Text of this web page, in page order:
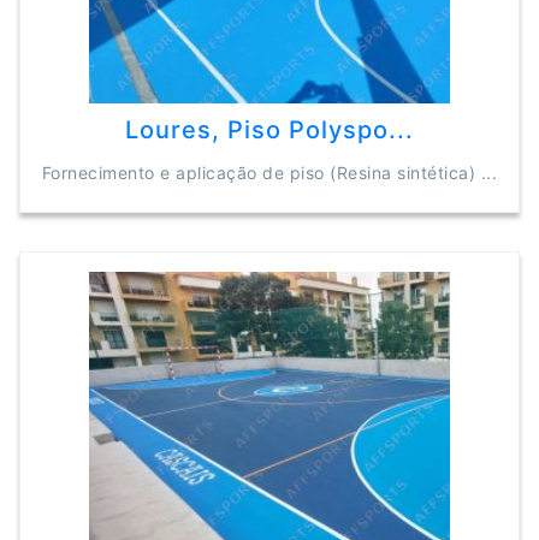
Loures, Piso Polyspo...
Fornecimento e aplicação de piso (Resina sintética) ...